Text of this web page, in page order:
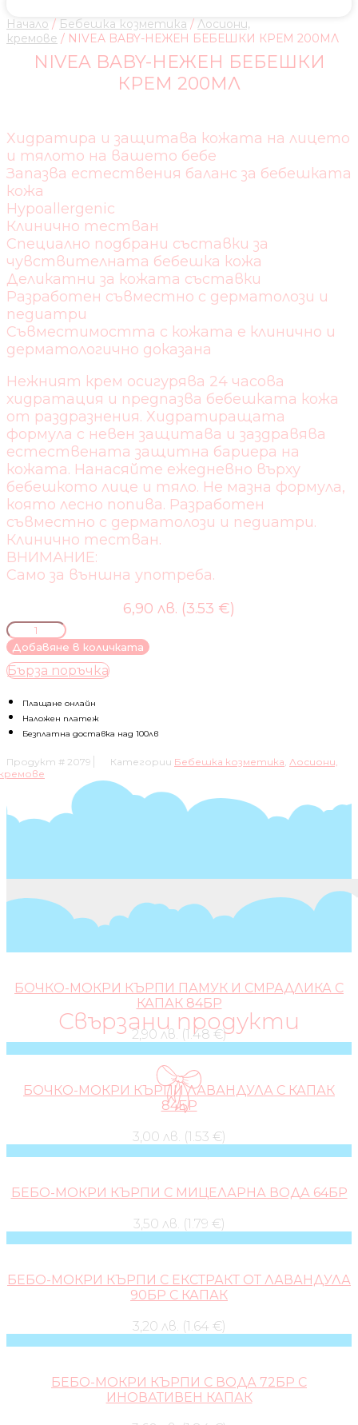
Начало / Бебешка козметика / Лосиони,
кремове / NIVEA BABY-НЕЖЕН БЕБЕШКИ КРЕМ 200МЛ
NIVEA BABY-НЕЖЕН БЕБЕШКИ
КРЕМ 200МЛ
Хидратира и защитава кожата на лицето
и тялото на вашето бебе
Запазва естествения баланс за бебешката
кожа
Hypoallergenic
Клинично тестван
Специално подбрани съставки за
чувствителната бебешка кожа
Деликатни за кожата съставки
Разработен съвместно с дерматолози и
педиатри
Съвместимостта с кожата е клинично и
дерматологично доказана
Нежният крем осигурява 24 часова
хидратация и предпазва бебешката кожа
от раздразнения. Хидратиращата
формула с невен защитава и заздравява
естествената защитна бариера на
кожата. Нанасяйте ежедневно върху
бебешкото лице и тяло. Не мазна формула,
която лесно попива. Разработен
съвместно с дерматолози и педиатри.
Клинично тестван.
ВНИМАНИЕ:
Само за външна употреба.
6,90 лв. (3.53 €)
количество
за
NIVEA
BABY-
БЕБЕШКИ
КРЕМ
200МЛ
Добавяне в количката
Бърза поръчка
Плащане онлайн
Наложен платеж
Безплатна доставка над 100лв
Продукт # 2079 Категории Бебешка козметика, Лосиони,
Свързани продукти
БОЧКО-МОКРИ КЪРПИ ПАМУК И СМРАДЛИКА С
КАПАК 84БР
2,90 лв. (1.48 €)
БОЧКО-МОКРИ КЪРПИ ЛАВАНДУЛА С КАПАК
84БР
3,00 лв. (1.53 €)
БЕБО-МОКРИ КЪРПИ С МИЦЕЛАРНА ВОДА 64БР
3,50 лв. (1.79 €)
БЕБО-МОКРИ КЪРПИ С ЕКСТРАКТ ОТ ЛАВАНДУЛА
90БР С КАПАК
3,20 лв. (1.64 €)
БЕБО-МОКРИ КЪРПИ С ВОДА 72БР С
ИНОВАТИВЕН КАПАК